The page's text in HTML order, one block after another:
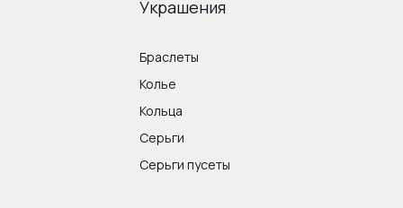
Украшения
Браслеты
Колье
Кольца
Серьги
Серьги пусеты